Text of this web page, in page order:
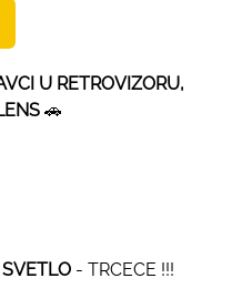
U RETROVIZORU,
🚗
- TRCECE !!!